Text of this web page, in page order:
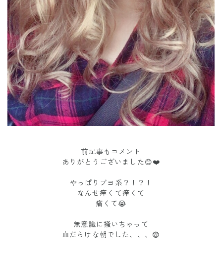
前記事もコメント
ありがとうございました😊❤️
やっぱりブヨ系？！？！
なんせ痒くて痒くて
痛くて😭
無意識に掻いちゃって
血だらけな朝でした、、、😨